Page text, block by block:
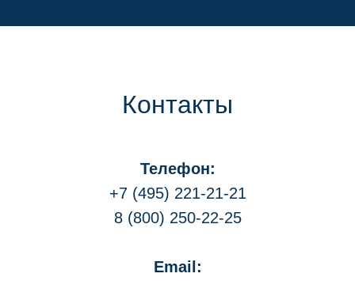
Контакты
Телефон:
+7 (495) 221-21-21
8 (800) 250-22-25
Email: